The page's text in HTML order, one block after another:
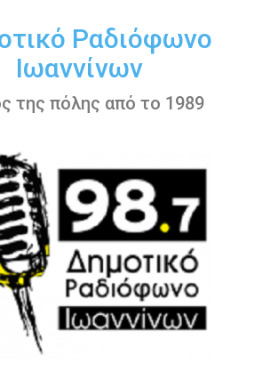
Ραδιόφωνο
Ιωαννίνων
της πόλης από το 1989